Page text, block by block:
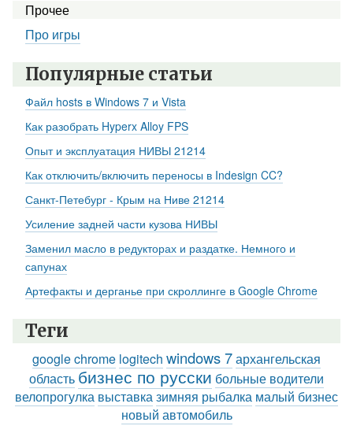
Прочее
Про игры
Популярные статьи
Файл hosts в Windows 7 и Vista
Как разобрать Hyperx Alloy FPS
Опыт и эксплуатация НИВЫ 21214
Как отключить/включить переносы в Indesign CC?
Санкт-Петебург - Крым на Ниве 21214
Усиление задней части кузова НИВЫ
Заменил масло в редукторах и раздатке. Немного и
сапунах
Артефакты и дерганье при скроллинге в Google Chrome
Теги
google chrome logitech windows 7архангельская
областьбизнес по русски больные водители
велопрогулка выставказимняя рыбалка малый бизнес
новый автомобиль